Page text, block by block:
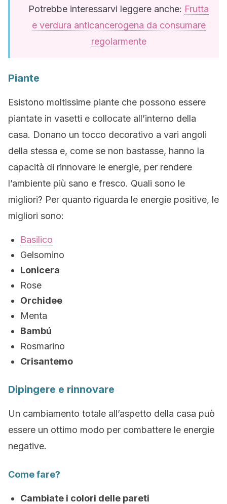
Potrebbe interessarvi leggere anche: Frutta
e verdura anticancerogena da consumare
regolarmente
Piante
Esistono moltissime piante che possono essere
piantate in vasetti e collocate all’interno della
casa. Donano un tocco decorativo a vari angoli
della stessa e, come se non bastasse, hanno la
capacità di rinnovare le energie, per rendere
l’ambiente più sano e fresco. Quali sono le
migliori? Per quanto riguarda le energie positive, le
migliori sono:
Basilico
Gelsomino
Lonicera
Rose
Orchidee
Menta
Bambú
Rosmarino
Crisantemo
Dipingere e rinnovare
Un cambiamento totale all’aspetto della casa può
essere un ottimo modo per combattere le energie
negative.
Come fare?
Cambiate i colori delle pareti